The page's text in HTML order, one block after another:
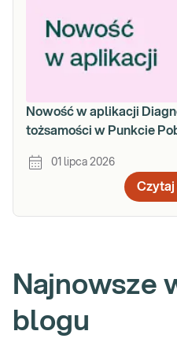
Nowość w aplikacji
tożsamości w Punkcie
01 lipca 2026
Czytaj
Najnowsze
blogu